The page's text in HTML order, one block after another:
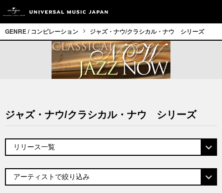
GENRE / コンピレーション ジャズ・ナウ/クラシカル・ナウ シリーズ
ジャズ・ナウ/クラシカル・ナウ シリーズ